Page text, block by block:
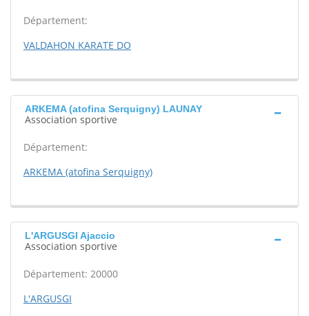
Département:
VALDAHON KARATE DO
ARKEMA (atofina Serquigny) LAUNAY
Association sportive
Département:
ARKEMA (atofina Serquigny)
L'ARGUSGI Ajaccio
Association sportive
Département: 20000
L'ARGUSGI